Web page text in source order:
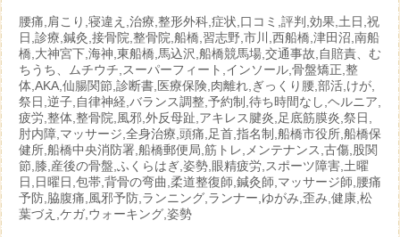
腰痛,肩こり,寝違え,治療,整形外科,症状,口コミ,評判,効果,土日,祝
日,診療,鍼灸,接骨院,整骨院,船橋,習志野,市川,西船橋,津田沼,南船
橋,大神宮下,海神,東船橋,馬込沢,船橋競馬場,交通事故,自賠責、む
ちうち、ムチウチ,スーパーフィート,インソール,骨盤矯正,整
体,AKA,仙腸関節,診断書,医療保険,肉離れ,ぎっくり腰,部活,けが,
祭日,逆子,自律神経,バランス調整,予約制,待ち時間なし,ヘルニア,
疲労,整体,整骨院,風邪,外反母趾,アキレス腱炎,足底筋膜炎,祭日,
肘内障,マッサージ,全身治療,頭痛,足首,指名制,船橋市役所,船橋保
健所,船橋中央消防署,船橋郵便局,筋トレ,メンテナンス,古傷,股関
節,膝,産後の骨盤,ふくらはぎ,姿勢,眼精疲労,スポーツ障害,土曜
日,日曜日,包帯,背骨の弯曲,柔道整復師,鍼灸師,マッサージ師,腰痛
予防,脇腹痛,風邪予防,ランニング,ランナー,ゆがみ,歪み,健康,松
葉づえ,ケガ,ウォーキング,姿勢